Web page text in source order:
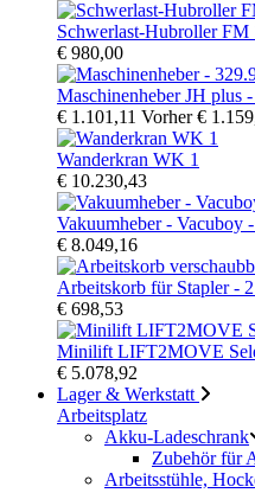
Schwerlast-Hubroller
€ 980,00
Maschinenheber JH plus
€ 1.101,11 Vorher€
Wanderkran WK 1
€ 10.230,43
Vakuumheber - Vacuboy
€ 8.049,16
Arbeitskorb für Stapler - 2
€ 698,53
Minilift LIFT2MOVE
€ 5.078,92
Lager & Werkstatt
Arbeitsplatz
Akku-Ladeschrank
Zubehör für
Arbeitsstühle,